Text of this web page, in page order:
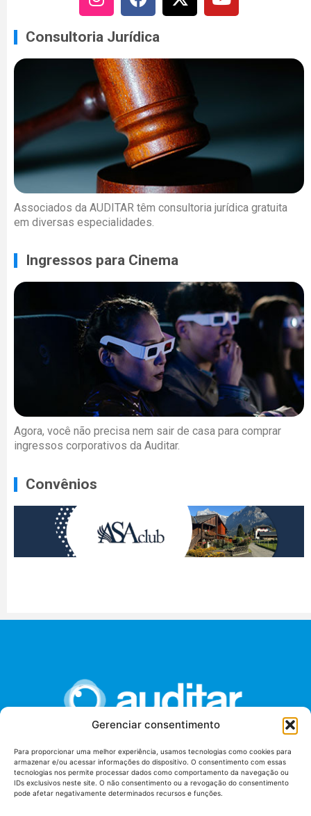
Gerenciar consentimento
Para proporcionar uma melhor experiência, usamos tecnologias como cookies para
armazenar e/ou acessar informações do dispositivo. O consentimento com essas
tecnologias nos permite processar dados como comportamento da navegação ou
IDs exclusivos neste site. O não consentimento ou a revogação do consentimento
pode afetar negativamente determinados recursos e funções.
Consultoria Jurídica
Associados da AUDITAR têm consultoria jurídica gratuita
em diversas especialidades.
Ingressos para Cinema
Agora, você não precisa nem sair de casa para comprar
ingressos corporativos da Auditar.
Convênios
União dos Auditores Federais de Controle Externo -
AUDITAR
Setor de Administração Federal Sul (SAF/Sul), Qd. 04, Lt. 01